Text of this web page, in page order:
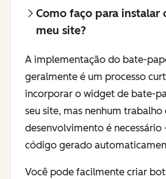
Como faço para instalar
meu site?
A implementação do bate-
geralmente é um processo
incorporar o widget de bate-
seu site, mas nenhum trabalho
desenvolvimento é necessário
código gerado
Você pode facilmente criar